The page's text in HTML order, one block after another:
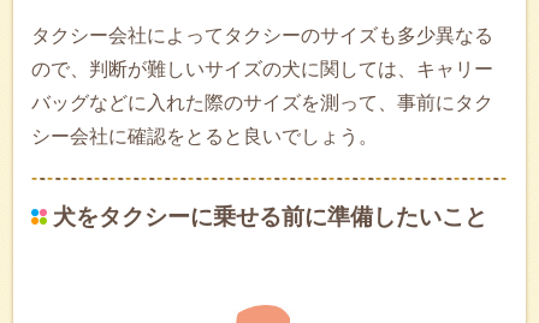
タクシー会社によってタクシーのサイズも多少異なる
ので、判断が難しいサイズの犬に関しては、キャリー
バッグなどに入れた際のサイズを測って、事前にタク
シー会社に確認をとると良いでしょう。
犬をタクシーに乗せる前に準備したいこと